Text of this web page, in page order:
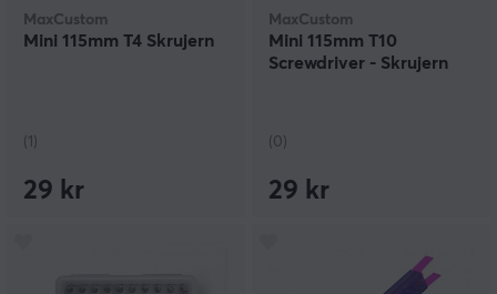
MaxCustom
Mini 115mm T4 Skrujern
(1)
29 kr
MaxCustom
Mini 115mm T10
Screwdriver - Skrujern
(0)
29 kr